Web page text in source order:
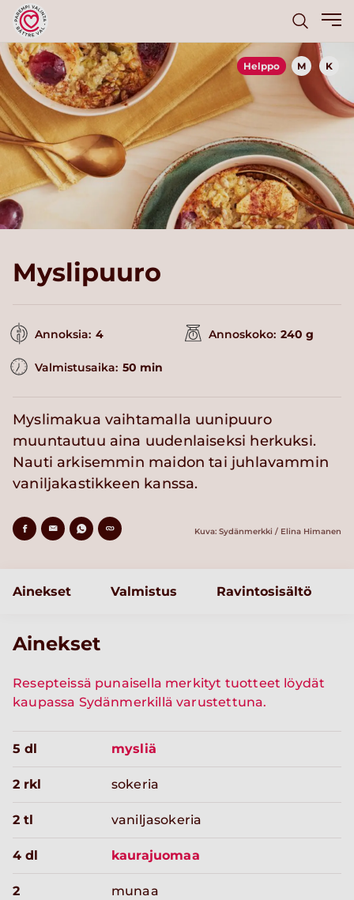
Helppo M K
Myslipuuro
Annoksia: 4 Annoskoko: 240 g
Valmistusaika: 50 min
Myslimakua vaihtamalla uunipuuro
muuntautuu aina uudenlaiseksi herkuksi.
Nauti arkisemmin maidon tai juhlavammin
vaniljakastikkeen kanssa.
Kuva: Sydänmerkki / Elina Himanen
Ainekset Valmistus Ravintosisältö
Ainekset
Resepteissä punaisella merkityt tuotteet löydät
kaupassa Sydänmerkillä varustettuna.
5 dl mysliä
2 rkl sokeria
2 tl vaniljasokeria
4 dl kaurajuomaa
2 munaa